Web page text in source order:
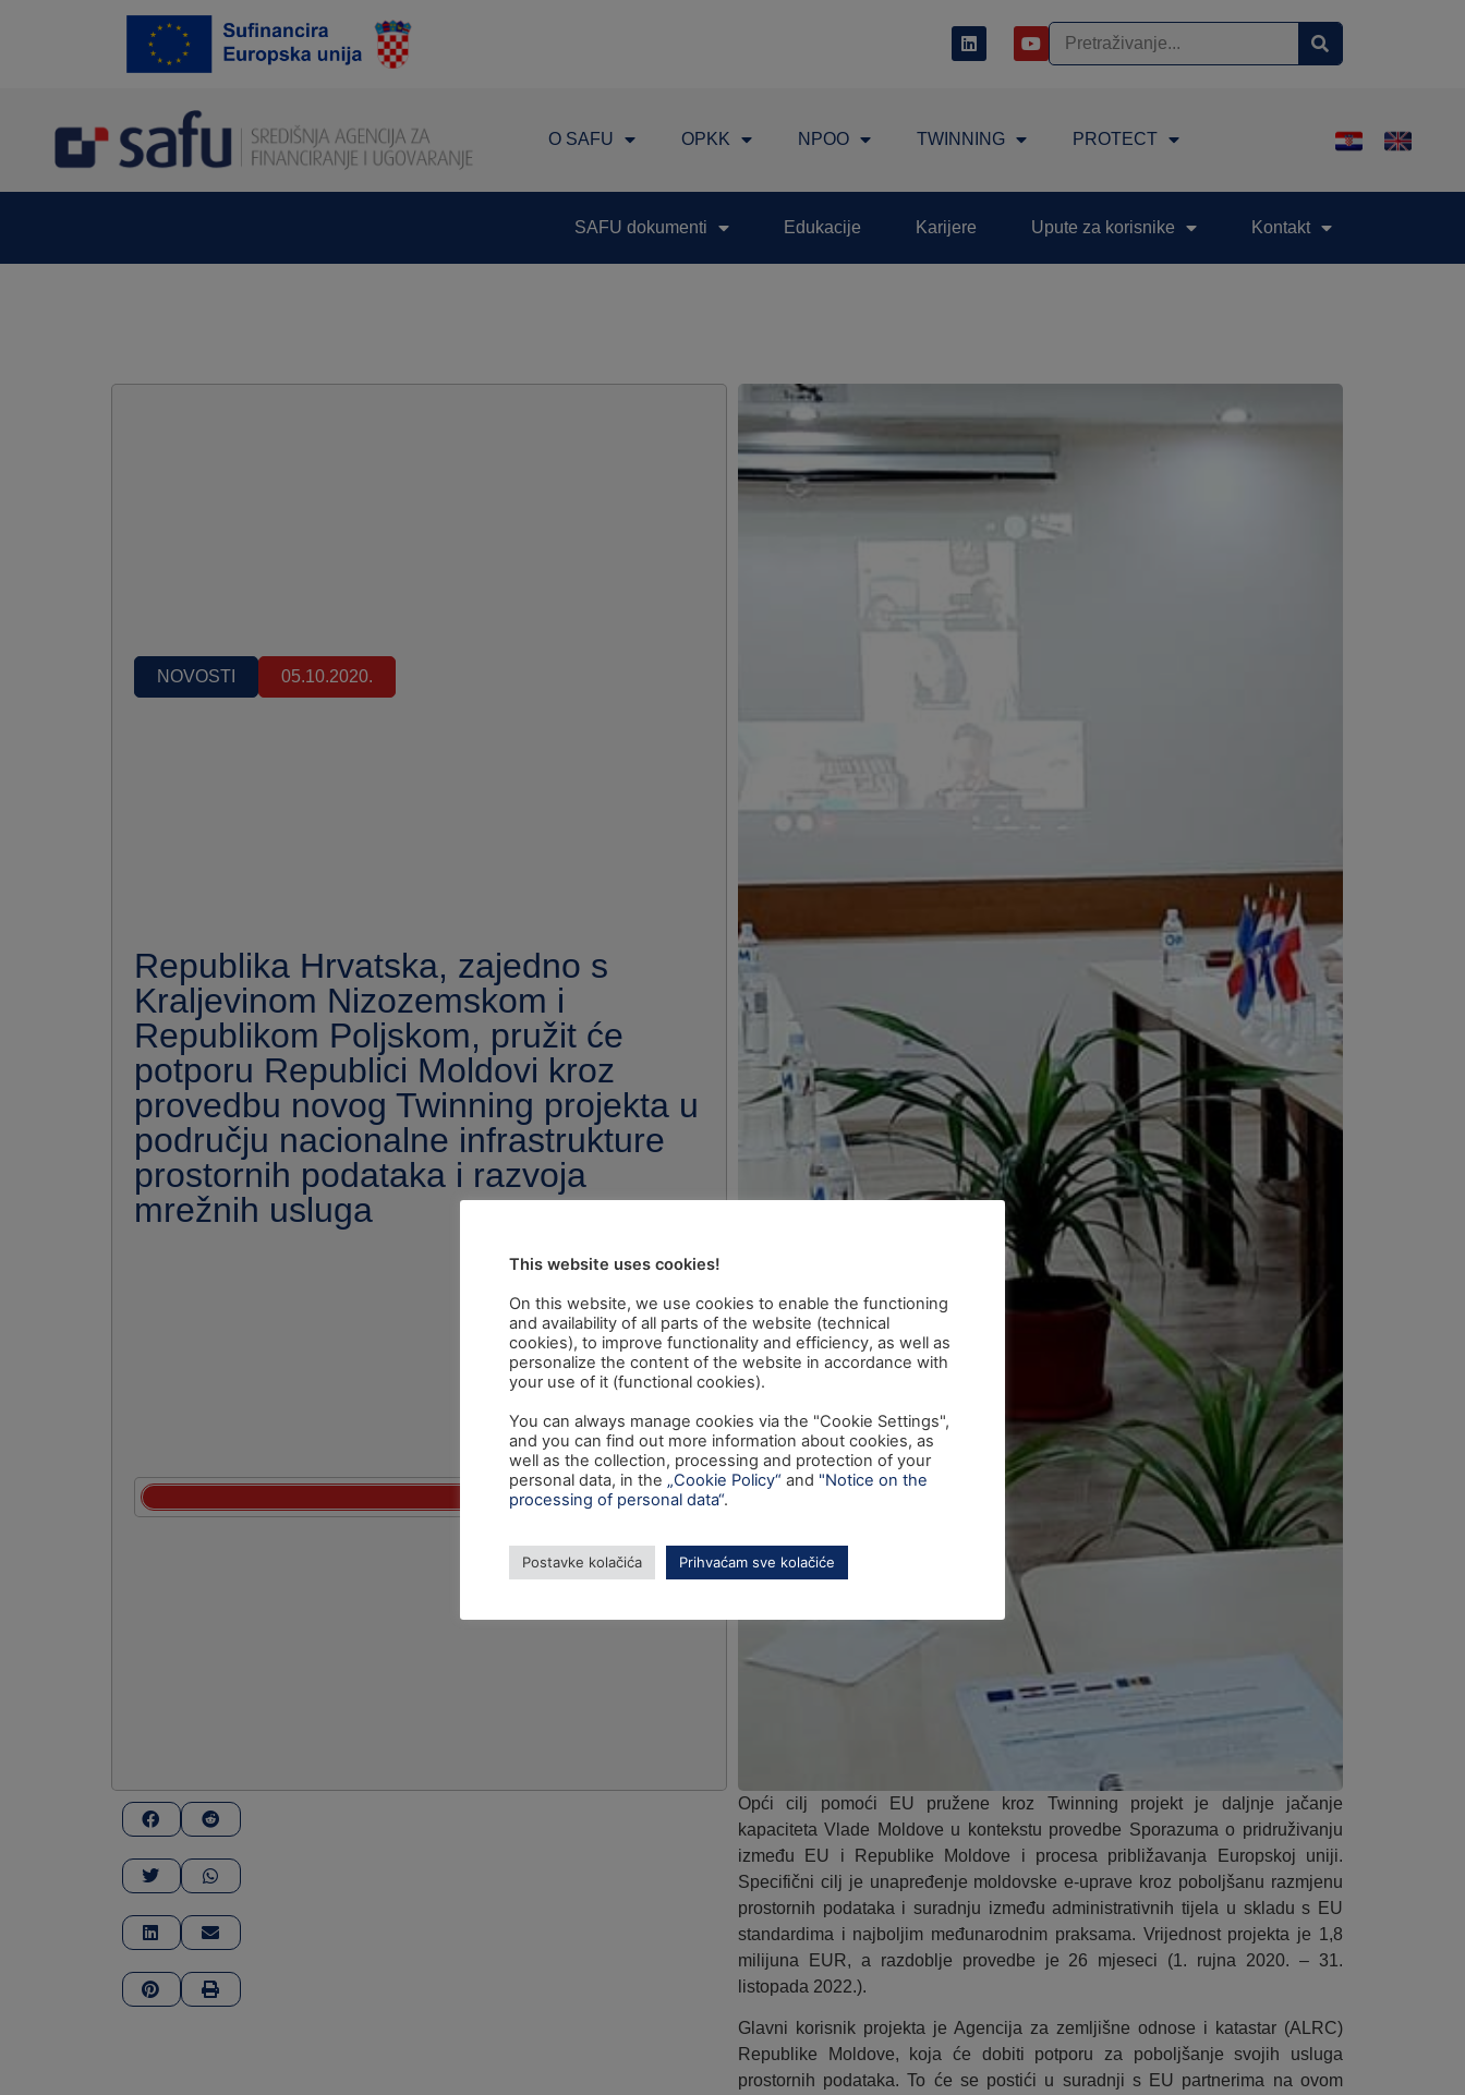
O SAFU OPKK NPOO TWINNING PROTECT
SAFU dokumenti Edukacije Karijere Upute za korisnike Kontakt
NOVOSTI 05.10.2020.
Republika Hrvatska, zajedno s
Kraljevinom Nizozemskom i
Republikom Poljskom, pružit će
potporu Republici Moldovi kroz
provedbu novog Twinning projekta u
području nacionalne infrastrukture
prostornih podataka i razvoja
mrežnih usluga
Opći cilj pomoći EU pružene kroz Twinning projekt je daljnje jačanje
kapaciteta Vlade Moldove u kontekstu provedbe Sporazuma o pridruživanju
između EU i Republike Moldove i procesa približavanja Europskoj uniji.
Specifični cilj je unapređenje moldovske e-uprave kroz poboljšanu razmjenu
prostornih podataka i suradnju između administrativnih tijela u skladu s EU
standardima i najboljim međunarodnim praksama. Vrijednost projekta je 1,8
milijuna EUR, a razdoblje provedbe je 26 mjeseci (1. rujna 2020. – 31.
listopada 2022.).
Glavni korisnik projekta je Agencija za zemljišne odnose i katastar (ALRC)
Republike Moldove, koja će dobiti potporu za poboljšanje svojih usluga
prostornih podataka. To će se postići u suradnji s EU partnerima na ovom
This website uses cookies!
On this website, we use cookies to enable the functioning
and availability of all parts of the website (technical
cookies), to improve functionality and efficiency, as well as
personalize the content of the website in accordance with
your use of it (functional cookies).
You can always manage cookies via the "Cookie Settings",
and you can find out more information about cookies, as
well as the collection, processing and protection of your
personal data, in the „Cookie Policy“ and "Notice on the
processing of personal data“.
Postavke kolačića Prihvaćam sve kolačiće